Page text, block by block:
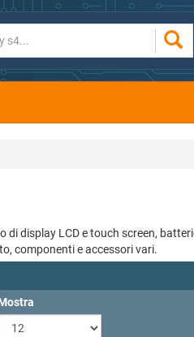
display LCD e touch screen,
componenti e accessori vari.